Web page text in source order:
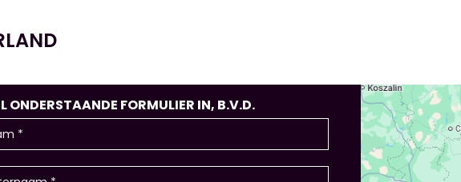
ONDERSTAANDE FORMULIER IN, B.V.D.